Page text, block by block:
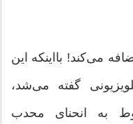
اضافه می‌کند! بااینکه این
گفته می‌شد،
به انحنای محدب